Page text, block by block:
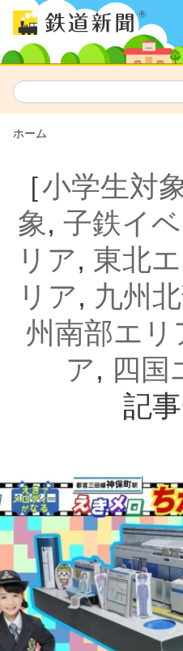
ホーム
［小学生対象
象, 子鉄イ
リア, 東北
リア, 九州
州南部エリ
ア, 四国
記